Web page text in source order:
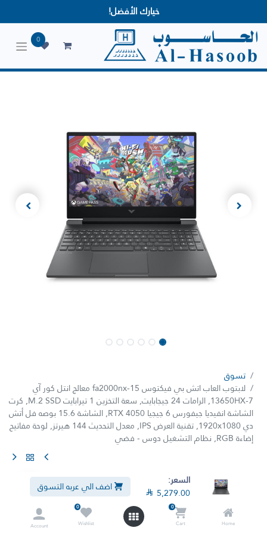
السعر:
 5,279.00 اضف الي عربه التسوق
Home
0
Cart
0
Wishlist
Account
خيارك الأفضل!
0
تسوق
لابتوب العاب اتش بي فيكتوس 15-fa2000nx معالج انتل كور آي
13650HX-7, الرامات 24 جيجابايت, سعة التخزين 1 تيرابايت M.2 SSD, كرت
الشاشة انفيديا جيفورس 6 جيجيا RTX 4050, الشاشة 15.6 بوصه فل أتش
دي 1920x1080, تقنية العرض IPS, معدل التحديث 144 هيرتز, لوحة مفاتيح
إضاءة RGB, نظام التشغيل دوس - فضي
وصل حديثاً
لابتوب العاب اتش بي فيكتوس 15-